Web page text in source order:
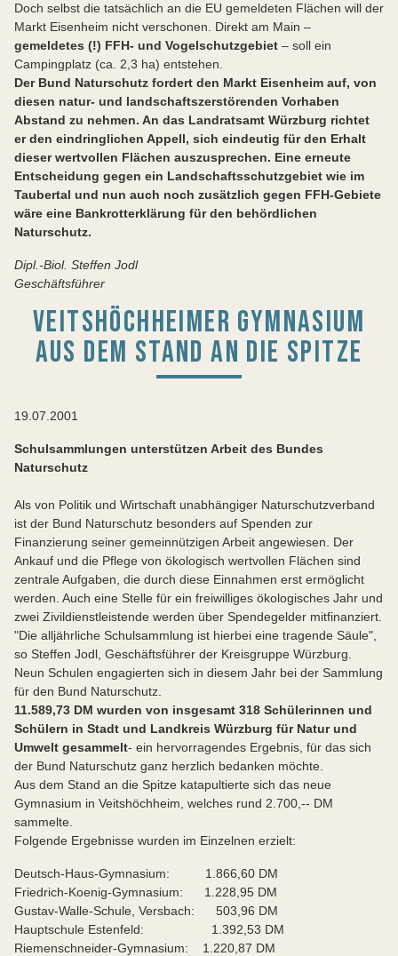
Doch selbst die tatsächlich an die EU gemeldeten Flächen will der
Markt Eisenheim nicht verschonen. Direkt am Main –
gemeldetes (!) FFH- und Vogelschutzgebiet – soll ein
Campingplatz (ca. 2,3 ha) entstehen.
Der Bund Naturschutz fordert den Markt Eisenheim auf, von
diesen natur- und landschaftszerstörenden Vorhaben
Abstand zu nehmen. An das Landratsamt Würzburg richtet
er den eindringlichen Appell, sich eindeutig für den Erhalt
dieser wertvollen Flächen auszusprechen. Eine erneute
Entscheidung gegen ein Landschaftsschutzgebiet wie im
Taubertal und nun auch noch zusätzlich gegen FFH-Gebiete
wäre eine Bankrotterklärung für den behördlichen
Naturschutz.
Dipl.-Biol. Steffen Jodl
Geschäftsführer
VEITSHÖCHHEIMER GYMNASIUM
AUS DEM STAND AN DIE SPITZE
19.07.2001
Schulsammlungen unterstützen Arbeit des Bundes
Naturschutz
Als von Politik und Wirtschaft unabhängiger Naturschutzverband
ist der Bund Naturschutz besonders auf Spenden zur
Finanzierung seiner gemeinnützigen Arbeit angewiesen. Der
Ankauf und die Pflege von ökologisch wertvollen Flächen sind
zentrale Aufgaben, die durch diese Einnahmen erst ermöglicht
werden. Auch eine Stelle für ein freiwilliges ökologisches Jahr und
zwei Zivildienstleistende werden über Spendegelder mitfinanziert.
"Die alljährliche Schulsammlung ist hierbei eine tragende Säule",
so Steffen Jodl, Geschäftsführer der Kreisgruppe Würzburg.
Neun Schulen engagierten sich in diesem Jahr bei der Sammlung
für den Bund Naturschutz.
11.589,73 DM wurden von insgesamt 318 Schülerinnen und
Schülern in Stadt und Landkreis Würzburg für Natur und
Umwelt gesammelt- ein hervorragendes Ergebnis, für das sich
der Bund Naturschutz ganz herzlich bedanken möchte.
Aus dem Stand an die Spitze katapultierte sich das neue
Gymnasium in Veitshöchheim, welches rund 2.700,-- DM
sammelte.
Folgende Ergebnisse wurden im Einzelnen erzielt:
Deutsch-Haus-Gymnasium: 1.866,60 DM
Friedrich-Koenig-Gymnasium: 1.228,95 DM
Gustav-Walle-Schule, Versbach: 503,96 DM
Hauptschule Estenfeld: 1.392,53 DM
Riemenschneider-Gymnasium: 1.220,87 DM